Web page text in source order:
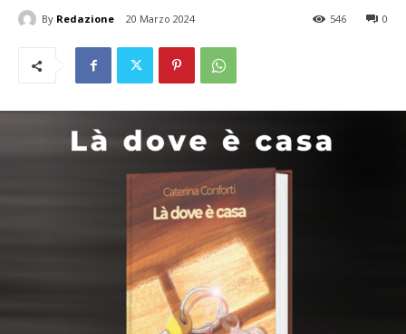
By Redazione 20 Marzo 2024 0
546